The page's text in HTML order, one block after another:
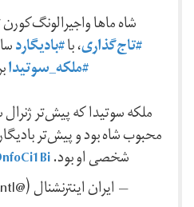
شاه ماها
#تاج‌گذاری‌، با#بادیگارد
#ملکه_سوتیدا
ملکه سوتیدا که پیش‌تر
محبوب شاه بود و پیش‌تر
شخصی او بود.
— ايران اينترنشنال (@IranIntl)